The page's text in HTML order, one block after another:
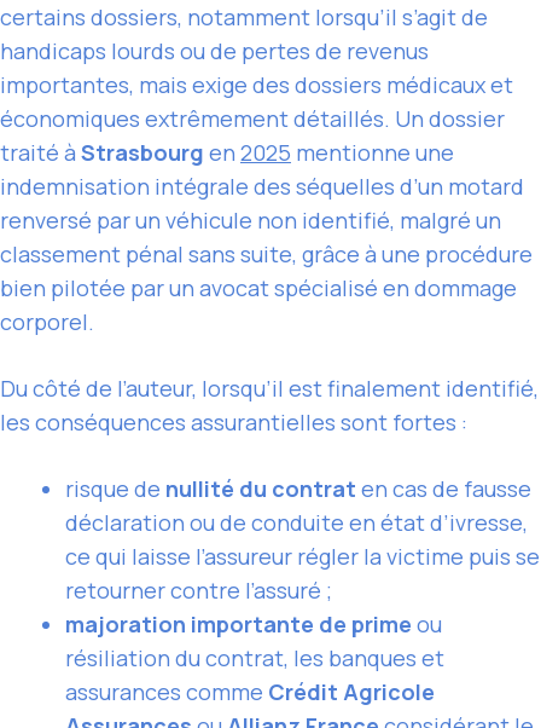
certains dossiers, notamment lorsqu’il s’agit de
handicaps lourds ou de pertes de revenus
importantes, mais exige des dossiers médicaux et
économiques extrêmement détaillés. Un dossier
traité à Strasbourg en 2025 mentionne une
indemnisation intégrale des séquelles d’un motard
renversé par un véhicule non identifié, malgré un
classement pénal sans suite, grâce à une procédure
bien pilotée par un avocat spécialisé en dommage
corporel.
Du côté de l’auteur, lorsqu’il est finalement identifié,
les conséquences assurantielles sont fortes :
risque de nullité du contrat en cas de fausse
déclaration ou de conduite en état d’ivresse,
ce qui laisse l’assureur régler la victime puis se
retourner contre l’assuré ;
majoration importante de prime ou
résiliation du contrat, les banques et
assurances comme Crédit Agricole